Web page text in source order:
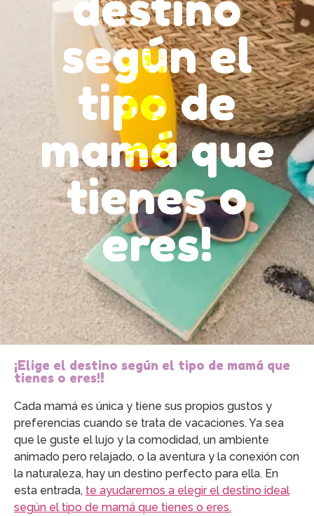
según el
tipo de
mamá que
tienes o
eres!
¡Elige el destino según el tipo de mamá que
tienes o eres!!
Cada mamá es única y tiene sus propios gustos y
preferencias cuando se trata de vacaciones. Ya sea
que le guste el lujo y la comodidad, un ambiente
animado pero relajado, o la aventura y la conexión con
la naturaleza, hay un destino perfecto para ella. En
esta entrada, te ayudaremos a elegir el destino ideal
según el tipo de mamá que tienes o eres.